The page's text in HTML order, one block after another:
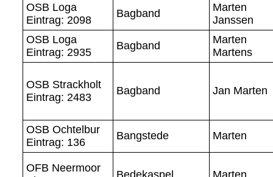
OSB Loga
Eintrag: 2098
Bagband
Marten
Janssen
OSB Loga
Eintrag: 2935
Bagband
Marten
Martens
OSB Strackholt
Eintrag: 2483
Bagband Jan Marten
OSB Ochtelbur
Eintrag: 136
Bangstede Marten
OFB Neermoor
Bedekaspel Marten